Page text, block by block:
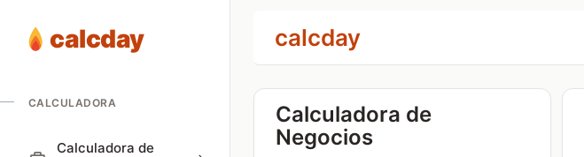
calcday
CALCULADORA
Calculadora de
calcday
Calculadora de
Negocios